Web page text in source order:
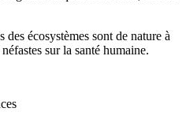
des écosystèmes sont de nature à
sur la santé humaine.